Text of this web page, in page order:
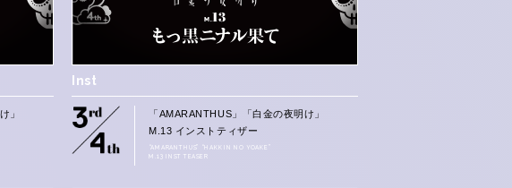
」
Inst
「AMARANTHUS」「白金の夜明け」
M.13 インストティザー
“AMARANTHUS” “HAKKIN NO YOAKE”
M.13 INST TEASER